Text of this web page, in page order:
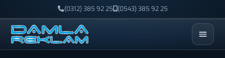
(0312) 385 92 25 (0543) 385 92 25
ESC